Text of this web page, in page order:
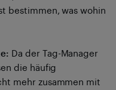
bestimmen, was wohin
Da der Tag-Manager
die häufig
mehr zusammen mit